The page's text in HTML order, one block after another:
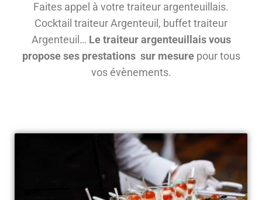
Faites appel à votre traiteur argenteuillais.
Cocktail traiteur Argenteuil, buffet traiteur
Argenteuil… Le traiteur argenteuillais vous
propose ses prestations sur mesurepour tous
vos évènements.